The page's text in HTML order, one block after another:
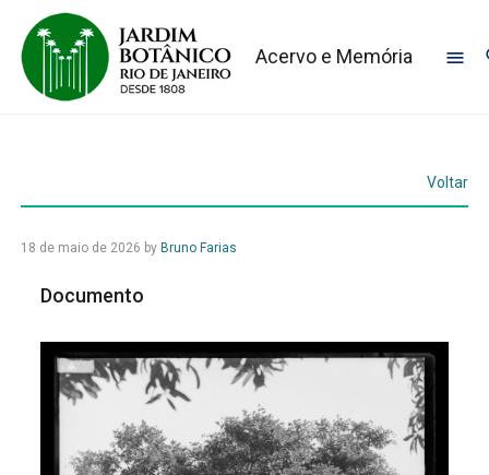
Acervo e Memória
Voltar
18 de maio de 2026 by Bruno Farias
Documento